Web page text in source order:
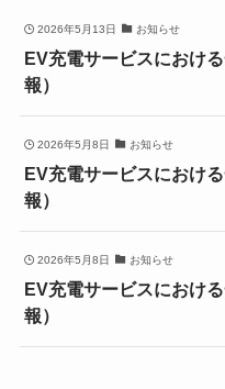
2026年5月13日 お知らせ
EV充電サービスにおけ
報）
2026年5月8日 お知らせ
EV充電サービスにおけ
報）
2026年5月8日 お知らせ
EV充電サービスにおけ
報）